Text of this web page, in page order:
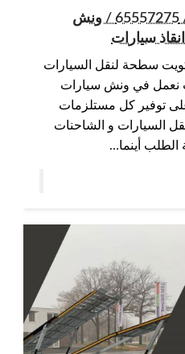
ونش مدينة صباح الاحمد / 65557275 / ونش
سيارات
سطحة لنقل السيارات
نعمل في ونش سيارات
توفير كل مستلزمات
السيارات و الشاحنات
الطلب أينما…